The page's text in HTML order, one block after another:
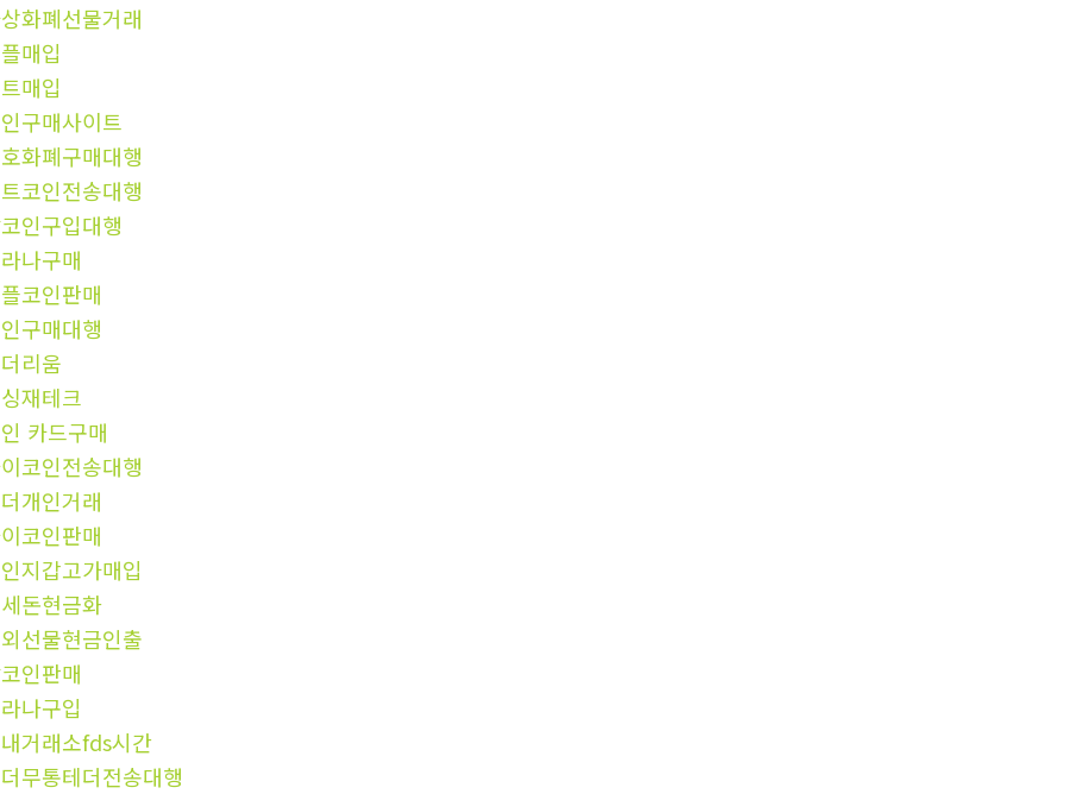
화폐선물거래
매입
매입
구매사이트
화폐구매대행
코인전송대행
인구입대행
나구매
코인판매
구매대행
리움
재테크
카드구매
코인전송대행
개인거래
코인판매
지갑고가매입
돈현금화
선물현금인출
인판매
나구입
거래소fds시간
무통테더전송대행